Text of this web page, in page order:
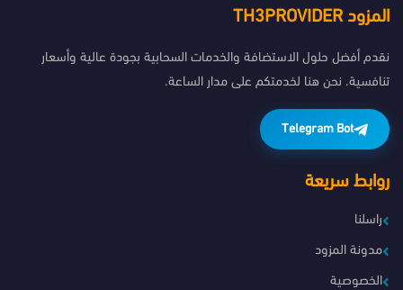
المزود TH3PROVIDER
نقدم أفضل حلول الاستضافة والخدمات السحابية بجودة عالية وأسعار
تنافسية. نحن هنا لخدمتكم على مدار الساعة.
Telegram Bot
روابط سريعة
راسلنا
مدونة المزود
الخصوصية